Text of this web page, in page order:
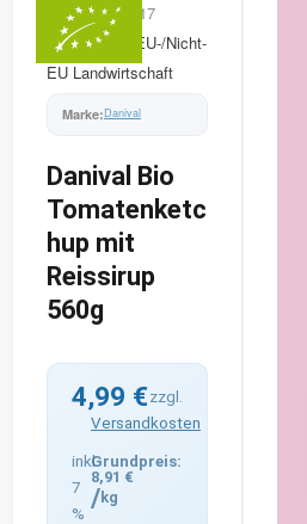
3431590007617
FR-BIO-01 EU-/Nicht-
EU Landwirtschaft
Danival
Danival Bio
Tomatenketc
hup mit
Reissirup
560g
4,99 €
inkl.
7
%
zzgl.
Versandkosten
8,91 €
/ kg